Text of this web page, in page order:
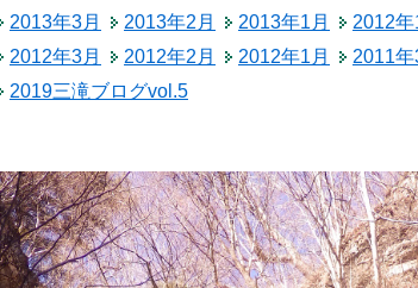
2013年3月
2013年2月 2013年1月 2012年
2012年3月
2012年2月 2012年1月
2011年
2019三滝ブログvol.5